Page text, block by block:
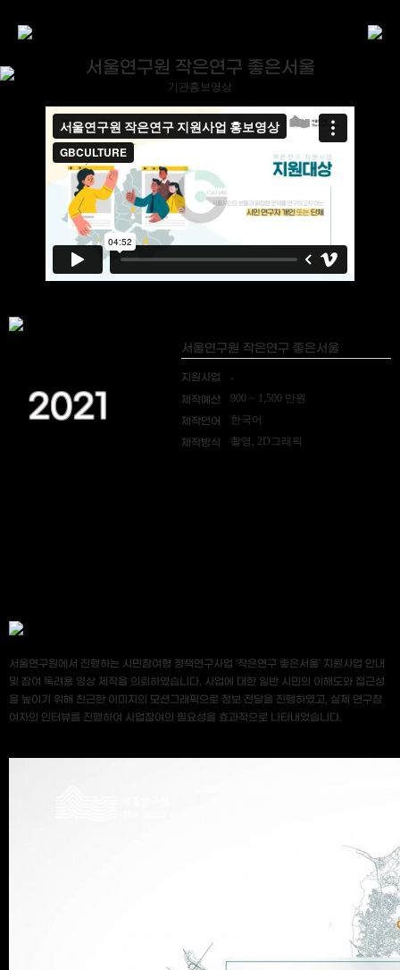
서울연구원 작은연구 좋은서울
기관홍보영상
2021
서울연구원 작은연구 좋은서울
지원사업 -
제작예산 900 ~ 1,500 만원
제작언어 한국어
제작방식 촬영, 2D그래픽
서울연구원에서 진행하는 시민참여형 정책연구사업 ‘작은연구 좋은서울’ 지원사업 안내
및 참여 독려용 영상 제작을 의뢰하였습니다. 사업에 대한 일반 시민의 이해도와 접근성
을 높이기 위해 친근한 이미지의 모션그래픽으로 정보 전달을 진행하였고, 실제 연구참
여자의 인터뷰를 진행하여 사업참여의 필요성을 효과적으로 나타내었습니다.